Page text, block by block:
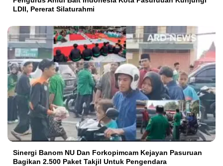
LDII, Pererat Silaturahmi
Sinergi Banom NU Dan Forkopimcam Kejayan Pasuruan
Bagikan 2.500 Paket Takjil Untuk Pengendara